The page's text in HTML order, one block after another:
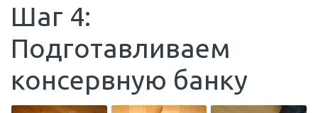
Шаг 4:
Подготавливаем
консервную банку